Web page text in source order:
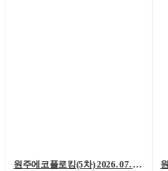
원주에코플로킹(5차) 2026. 07. 18. (토)